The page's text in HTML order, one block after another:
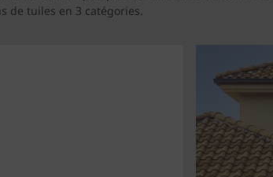
de tuiles en 3 catégories.